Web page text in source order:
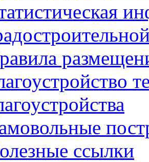
ссылки